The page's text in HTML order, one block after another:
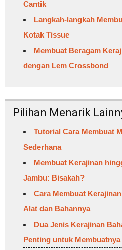
Cantik
Langkah-langkah
Kotak Tissue
Membuat Beragam
dengan Lem Crossbond
Pilihan Menarik
Tutorial Cara Membuat
Sederhana
Membuat Kerajinan
Jambu: Bisakah?
Cara Membuat
Alat dan Bahannya
Dua Jenis Kerajinan
Penting untuk Membuatnya